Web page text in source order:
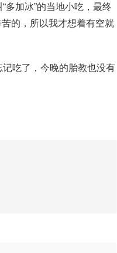
多加冰”的当地小吃，最终
的，所以我才想着有空就
吃了，今晚的胎教也没有